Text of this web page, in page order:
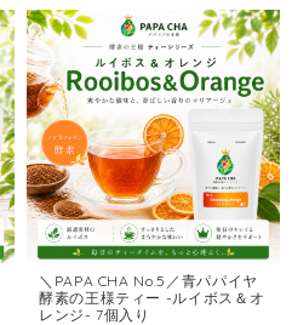
＼PAPA CHA No.5／青パパイヤ
酵素の王様ティー -ルイボス＆オ
レンジ- 7個入り